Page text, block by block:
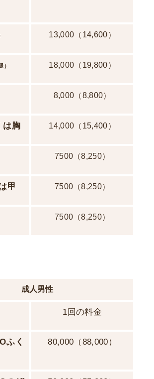
13,000（14,600）
） 18,000（19,800）
8,000（8,800）
は胸 14,000（15,400）
7500（8,250）
甲 7500（8,250）
7500（8,250）
成人男性
1回の料金
ふく
80,000（88,000）